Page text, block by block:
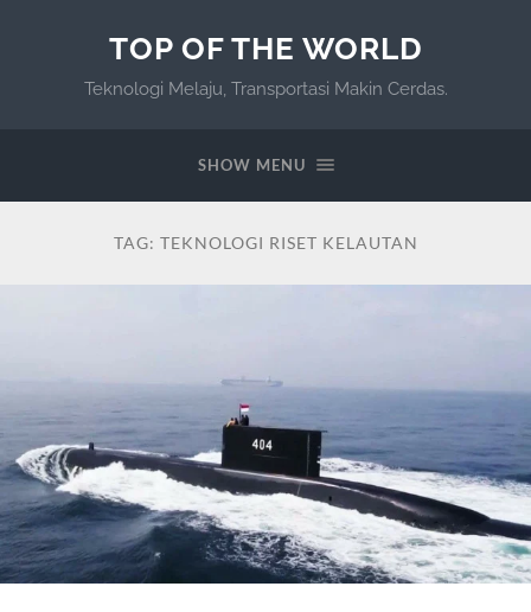
TOP OF THE WORLD
Teknologi Melaju, Transportasi Makin Cerdas.
SHOW MENU
TAG: TEKNOLOGI RISET KELAUTAN